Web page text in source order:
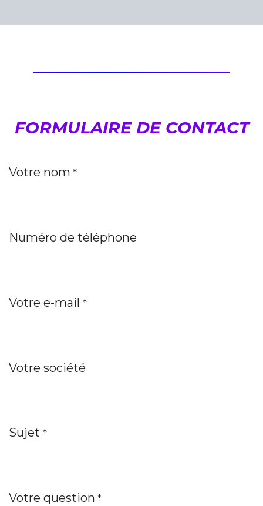
FORMULAIRE DE CONTACT
Votre nom *
Numéro de téléphone
Votre e-mail *
Votre société
Sujet *
Votre question *